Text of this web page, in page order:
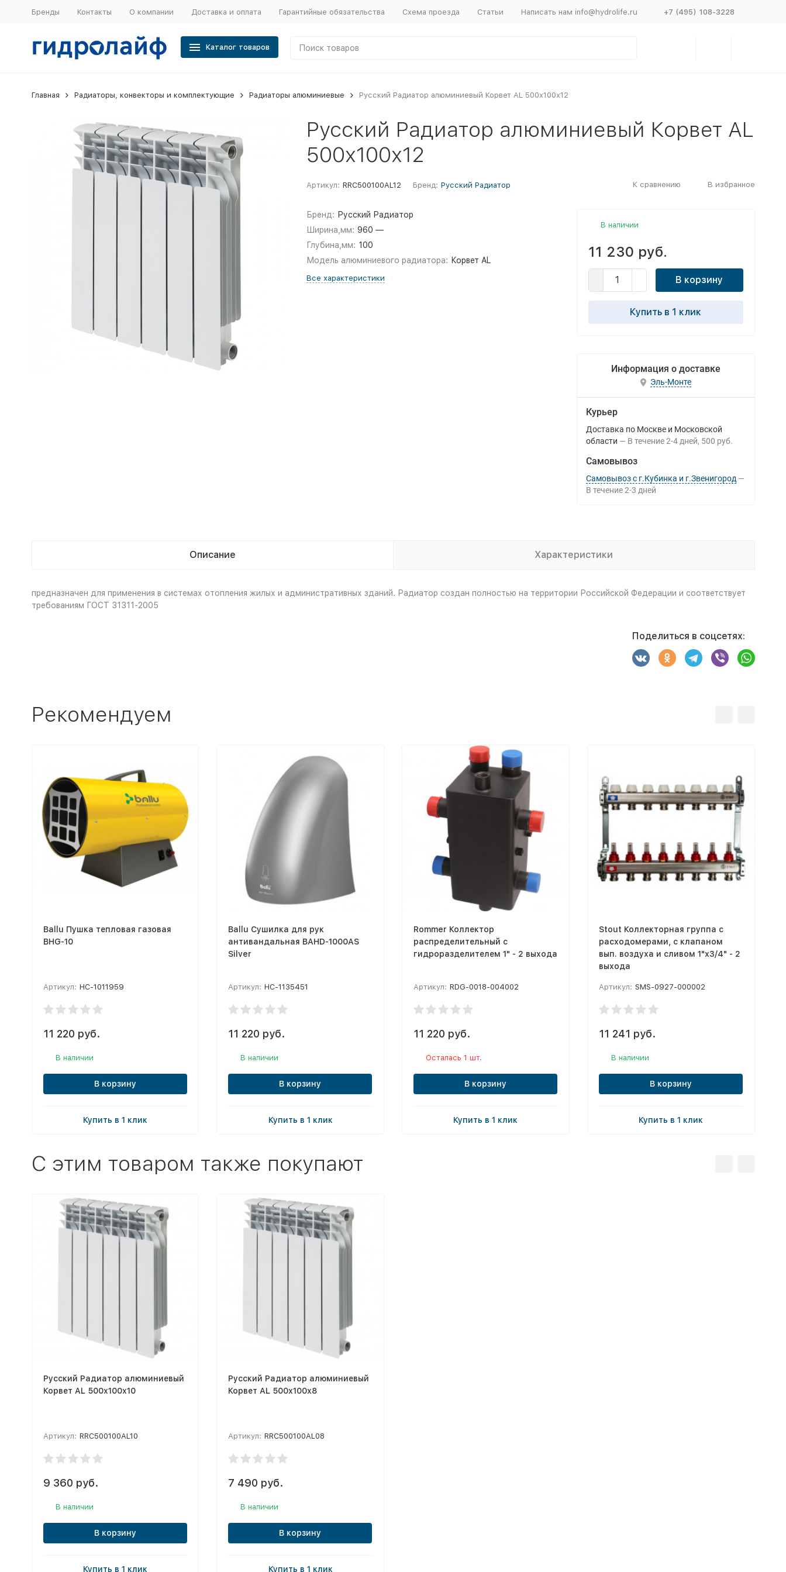
Бренды Контакты О компании Доставка и оплата Гарантийные обязательства Схема проезда Статьи Написать нам info@hydrolife.ru +7 (495) 108-3228
Каталог товаров
Главная Радиаторы, конвекторы и комплектующие Радиаторы алюминиевые Русский Радиатор алюминиевый Корвет AL 500х100х12
Русский Радиатор алюминиевый Корвет AL
500х100х12
Артикул: RRC500100AL12 Бренд: Русский Радиатор К сравнению В избранное
Бренд: Русский Радиатор
Ширина,мм: 960 —
Глубина,мм: 100
Модель алюминиевого радиатора: Корвет AL
Все характеристики
В наличии
11 230 руб.
В корзину
Купить в 1 клик
Информация о доставке
Эль-Монте
Курьер
Доставка по Москве и Московской
области
В течение 2-4 дней 500 руб.
Самовывоз
Самовывоз с г.Кубинка и г.Звенигород
В течение 2-3 дней
Описание Характеристики
предназначен для применения в системах отопления жилых и административных зданий. Радиатор создан полностью на территории Российской Федерации и соответствует
требованиям ГОСТ 31311-2005
Поделиться в соцсетях:
Рекомендуем
Ballu Пушка тепловая газовая
BHG-10
Артикул: НС-1011959
11 220 руб.
В наличии
В корзину
Купить в 1 клик
Ballu Сушилка для рук
антивандальная BAHD-1000AS
Silver
Артикул: НС-1135451
11 220 руб.
В наличии
В корзину
Купить в 1 клик
Rommer Коллектор
распределительный с
гидроразделителем 1" - 2 выхода
Артикул: RDG-0018-004002
11 220 руб.
Осталась 1 шт.
В корзину
Купить в 1 клик
Stout Коллекторная группа с
расходомерами, с клапаном
вып. воздуха и сливом 1"х3/4" - 2
выхода
Артикул: SMS-0927-000002
11 241 руб.
В наличии
В корзину
Купить в 1 клик
C этим товаром также покупают
Русский Радиатор алюминиевый
Корвет AL 500х100х10
Артикул: RRC500100AL10
9 360 руб.
В наличии
В корзину
Купить в 1 клик
Русский Радиатор алюминиевый
Корвет AL 500х100х8
Артикул: RRC500100AL08
7 490 руб.
В наличии
В корзину
Купить в 1 клик